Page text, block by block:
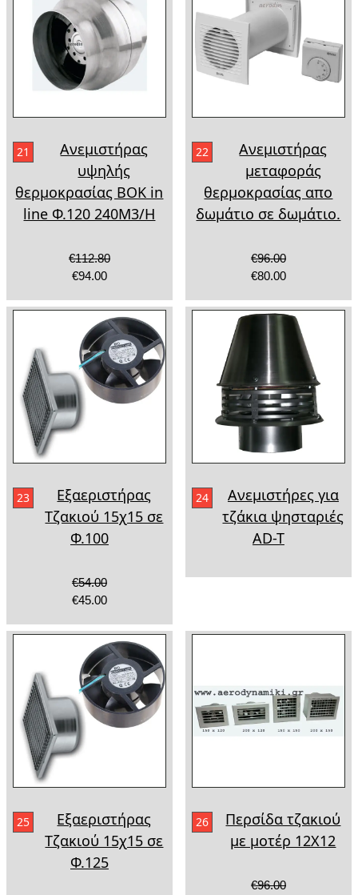
21
Ανεμιστήρας
υψηλής
θερμοκρασίας BOK in
line Φ.120 240Μ3/Η
€112.80
€94.00
22
Ανεμιστήρας
μεταφοράς
θερμοκρασίας απο
δωμάτιο σε δωμάτιο.
€96.00
€80.00
23
Εξαεριστήρας
Τζακιού 15χ15 σε
Φ.100
€54.00
€45.00
24
Ανεμιστήρες για
τζάκια ψησταριές
AD-T
25
Εξαεριστήρας
Τζακιού 15χ15 σε
Φ.125
26
Περσίδα τζακιού
με μοτέρ 12X12
€96.00